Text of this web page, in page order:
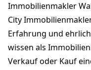
Immobilienmakler
City
Erfahrung und
wissen als
Verkauf oder Kauf